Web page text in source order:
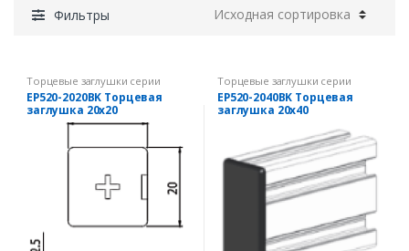
Фильтры
Торцевые заглушки серии
EcoPRO
EP520-2020BK Торцевая
заглушка 20х20
Торцевые заглушки серии
EcoPRO
EP520-2040BK Торцевая
заглушка 20х40